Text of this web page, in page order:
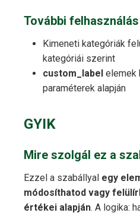
További felhasználás
Kimeneti kategóriák
kategóriái szerint
custom_label elemek
paraméterek alapján
GYIK
Mire szolgál ez a
Ezzel a szabállyal egy
módosíthatod vagy
értékei alapján. A logika: